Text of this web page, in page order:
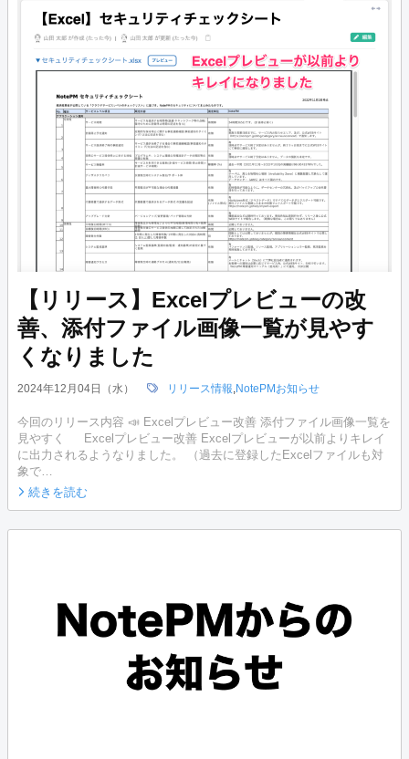
【リリース】Excelプレビューの改
善、添付ファイル画像一覧が見やす
くなりました
2024年12月04日（水） リリース情報,NotePMお知らせ
今回のリリース内容 📣 Excelプレビュー改善 添付ファイル画像一覧を
見やすく Excelプレビュー改善 Excelプレビューが以前よりキレイ
に出力されるようなりました。 （過去に登録したExcelファイルも対
象で…
続きを読む